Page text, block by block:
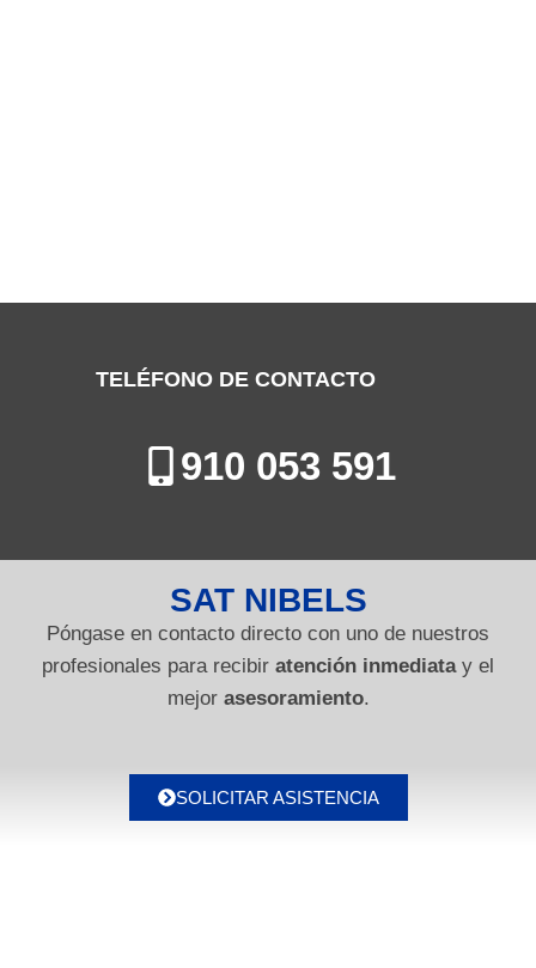
TELÉFONO DE CONTACTO
910 053 591
SAT NIBELS
Póngase en contacto directo con uno de nuestros
profesionales para recibir atención inmediatay el
mejor asesoramiento.
SOLICITAR ASISTENCIA